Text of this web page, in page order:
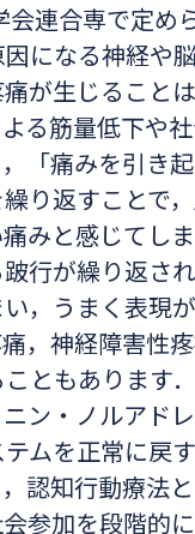
連合専で定め
になる神経や
が生じること
る筋量低下や
「痛みを引き
り返すことで
みと感じてし
行が繰り返さ
，うまく表現
，神経障害性
ともあります
ン・ノルアド
ムを正常に戻
認知行動療法
参加を段階的